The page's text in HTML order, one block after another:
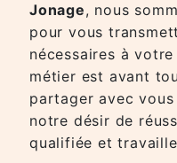
Jonage, nous
pour vous
nécessaires à
métier est avant
partager avec
notre désir de
qualifiée et